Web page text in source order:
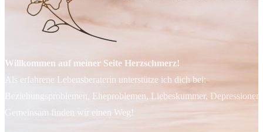
Willkommen auf meiner Seite Herzschmerz!
Als erfahrene Lebensberaterin unterstütze ich dich bei:
Beziehungsproblemen, Eheproblemen, Liebeskummer,
Gemeinsam finden wir einen Weg!